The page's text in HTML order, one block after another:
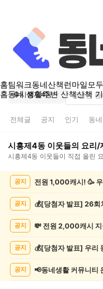
홈팀워크동네산책 런마일모
홈동네 생활주변 산책산책
시흥제4동
전체글 공지 인기 동
시흥제4동 이웃들의 요리/
시흥제4동 이웃들이 직접 올린
리/
글
공지 전원 1,000캐시! 🥳
공지
공지
공지
공지 📢동네생활 커뮤니